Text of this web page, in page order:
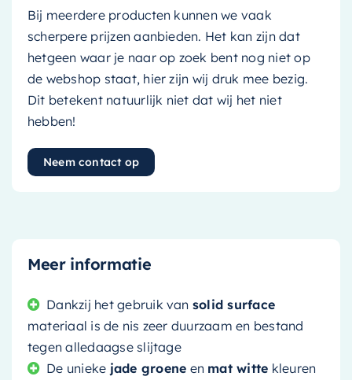
Bij meerdere producten kunnen we vaak
scherpere prijzen aanbieden. Het kan zijn dat
hetgeen waar je naar op zoek bent nog niet op
de webshop staat, hier zijn wij druk mee bezig.
Dit betekent natuurlijk niet dat wij het niet
hebben!
Neem contact op
Meer informatie
Dankzij het gebruik van solid surface
materiaal is de nis zeer duurzaam en bestand
tegen alledaagse slijtage
De unieke jade groene en mat witte kleuren